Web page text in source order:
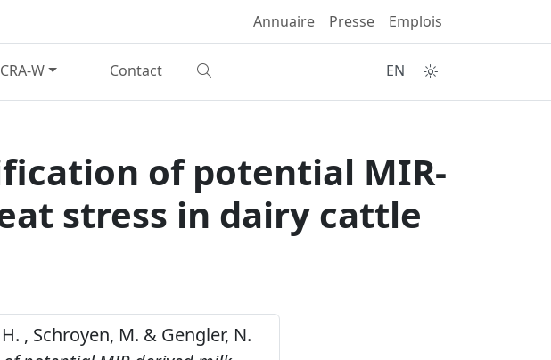
Annuaire Presse Emplois
CRA-W Contact EN
of potential MIR-
stress in dairy cattle
, Schroyen, M. & Gengler, N.